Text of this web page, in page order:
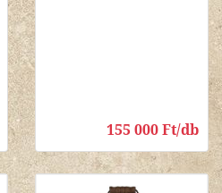
155 000 Ft/db